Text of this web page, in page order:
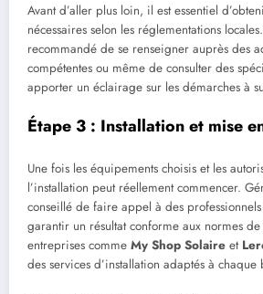
Avant d’aller plus loin, il est essentiel
nécessaires selon les réglementations
recommandé de se renseigner auprès des
compétentes ou même de consulter des
apporter un éclairage sur les démarches à
Étape 3 : Installation et mise
Une fois les équipements choisis et les
l’installation peut réellement commencer.
conseillé de faire appel à des
garantir un résultat conforme aux normes
entreprises comme My Shop Solaire et
des services d’installation adaptés à chaque